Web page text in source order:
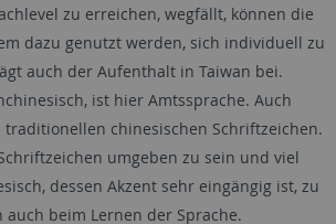
zu erreichen, wegfällt, können die
dazu genutzt werden, sich individuell zu
auch der Aufenthalt in Taiwan bei.
ist hier Amtssprache. Auch
chinesischen Schriftzeichen.
umgeben zu sein und viel
dessen Akzent sehr eingängig ist, zu
beim Lernen der Sprache.